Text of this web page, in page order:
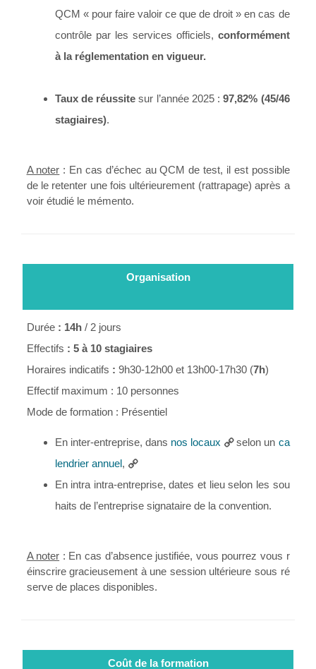
QCM « pour faire valoir ce que de droit » en cas de
contrôle par les services officiels, conformément
à la réglementation en vigueur.
Taux de réussite sur l’année 2025 :97,82% (45/46
stagiaires).
A noter : En cas d’échec au QCM de test, il est possible
de le retenter une fois ultérieurement (rattrapage) après a
voir étudié le mémento.
Organisation
Durée: 14h / 2 jours
Effectifs : 5 à 10 stagiaires
Horaires indicatifs : 9h30-12h00 et 13h00-17h30 (7h)
Effectif maximum : 10 personnes
Mode de formation : Présentiel
En inter-entreprise, dans nos locaux selon un ca
lendrier annuel,
En intra intra-entreprise, dates et lieu selon les sou
haits de l’entreprise signataire de la convention.
A noter : En cas d’absence justifiée, vous pourrez vous r
éinscrire gracieusement à une session ultérieure sous ré
serve de places disponibles.
Coût de la formation